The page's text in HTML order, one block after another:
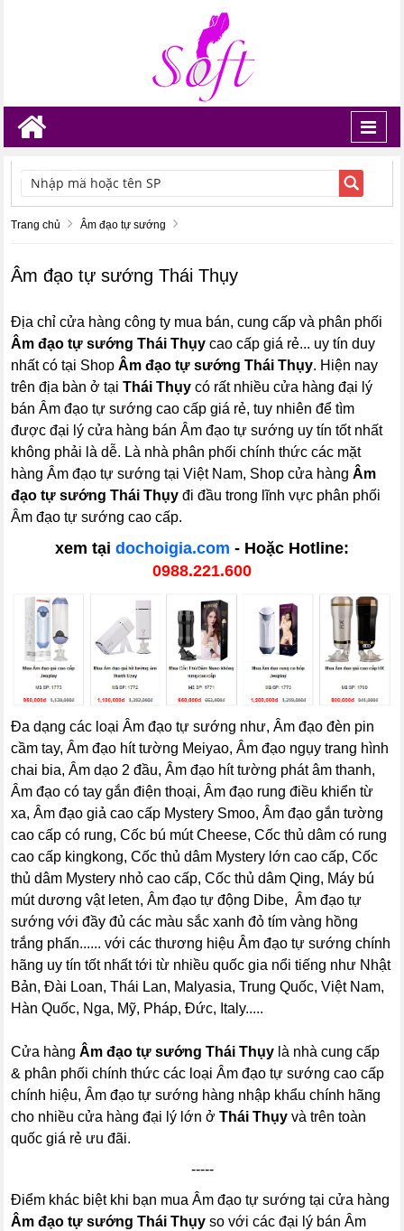
TÌM KIẾM
Trang chủ Âm đạo tự sướng
Âm đạo tự sướng Thái Thụy
Địa chỉ cửa hàng công ty mua bán, cung cấp và phân phối
Âm đạo tự sướng Thái Thụy cao cấp giá rẻ... uy tín duy
nhất có tại ShopÂm đạo tự sướng Thái Thụy. Hiện nay
trên địa bàn ở tạiThái Thụy có rất nhiều cửa hàng đại lý
bán Âm đạo tự sướng cao cấp giá rẻ, tuy nhiên để tìm
được đại lý cửa hàng bán Âm đạo tự sướng uy tín tốt nhất
không phải là dễ. Là nhà phân phối chính thức các mặt
hàng Âm đạo tự sướng tại Việt Nam, Shop cửa hàngÂm
đạo tự sướng Thái Thụy đi đầu trong lĩnh vực phân phối
Âm đạo tự sướng cao cấp.
xem tại dochoigia.com - Hoặc Hotline:
0988.221.600
Đa dạng các loại Âm đạo tự sướng như, Âm đạo đèn pin
cầm tay, Âm đạo hít tường Meiyao, Âm đạo ngụy trang hình
chai bia, Âm dạo 2 đầu, Âm đạo hít tường phát âm thanh,
Âm đạo có tay gắn điện thoại, Âm đạo rung điều khiển từ
xa, Âm đạo giả cao cấp Mystery Smoo, Âm đạo gắn tường
cao cấp có rung, Cốc bú mút Cheese, Cốc thủ dâm có rung
cao cấp kingkong, Cốc thủ dâm Mystery lớn cao cấp, Cốc
thủ dâm Mystery nhỏ cao cấp, Cốc thủ dâm Qing, Máy bú
mút dương vật leten, Âm đạo tự động Dibe, Âm đạo tự
sướng với đầy đủ các màu sắc xanh đỏ tím vàng hồng
trắng phấn...... với các thương hiệu Âm đạo tự sướng chính
hãng uy tín tốt nhất tới từ nhiều quốc gia nổi tiếng như Nhật
Bản, Đài Loan, Thái Lan, Malyasia, Trung Quốc, Việt Nam,
Hàn Quốc, Nga, Mỹ, Pháp, Đức, Italy.....
Cửa hàngÂm đạo tự sướng Thái Thụy là nhà cung cấp
& phân phối chính thức các loại Âm đạo tự sướng cao cấp
chính hiệu, Âm đạo tự sướng hàng nhập khẩu chính hãng
cho nhiều cửa hàng đại lý lớn ởThái Thụy và trên toàn
quốc giá rẻ ưu đãi.
-----
Điểm khác biệt khi bạn mua Âm đạo tự sướng tại cửa hàng
Âm đạo tự sướng Thái Thụy so với các đại lý bán Âm